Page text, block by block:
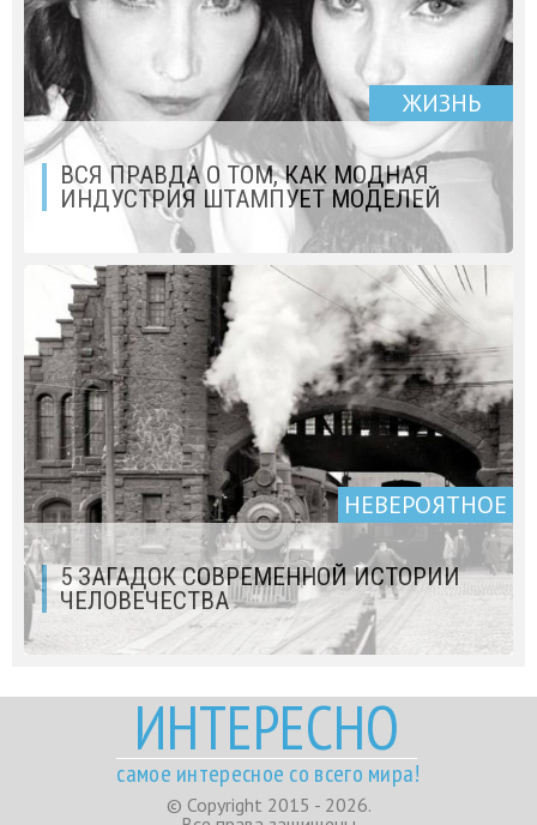
ЖИЗНЬ
ВСЯ ПРАВДА О ТОМ, КАК МОДНАЯ
ИНДУСТРИЯ ШТАМПУЕТ МОДЕЛЕЙ
НЕВЕРОЯТНОЕ
5 ЗАГАДОК СОВРЕМЕННОЙ ИСТОРИИ
ЧЕЛОВЕЧЕСТВА
ИНТЕРЕСНО
самое интересное со всего мира!
© Copyright 2015 - 2026.